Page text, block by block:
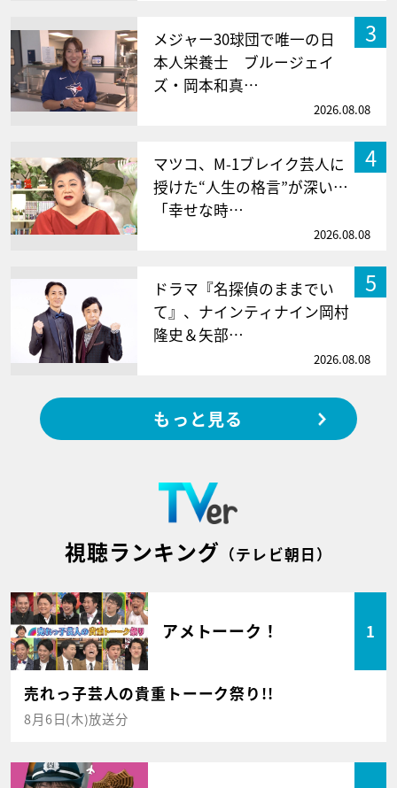
3
メジャー30球団で唯一の日
本人栄養士 ブルージェイ
ズ・岡本和真…
2026.08.08
4
マツコ、M-1ブレイク芸人に
授けた“人生の格言”が深い…
「幸せな時…
2026.08.08
5
ドラマ『名探偵のままでい
て』、ナインティナイン岡村
隆史＆矢部…
2026.08.08
もっと見る
視聴ランキング （テレビ朝日）
アメトーーク！ 1
売れっ子芸人の貴重トーーク祭り!!
8月6日(木)放送分